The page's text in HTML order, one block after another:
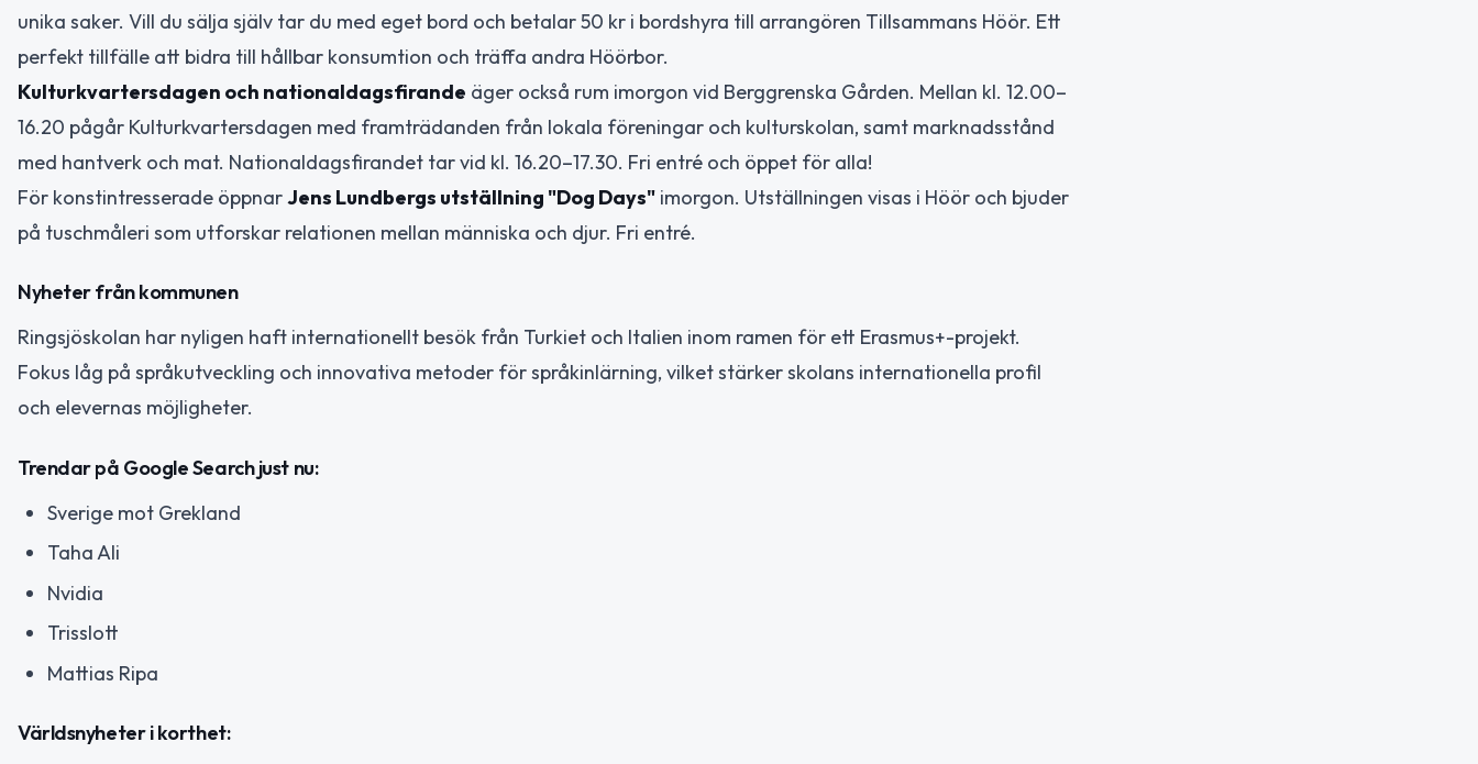
unika saker. Vill du sälja själv tar du med eget bord och betalar 50 kr i bordshyra till arrangören Tillsammans Höör. Ett
perfekt tillfälle att bidra till hållbar konsumtion och träffa andra Höörbor.
Kulturkvartersdagen och nationaldagsfirande äger också rum imorgon vid Berggrenska Gården. Mellan kl. 12.00–
16.20 pågår Kulturkvartersdagen med framträdanden från lokala föreningar och kulturskolan, samt marknadsstånd
med hantverk och mat. Nationaldagsfirandet tar vid kl. 16.20–17.30. Fri entré och öppet för alla!
För konstintresserade öppnarJens Lundbergs utställning "Dog Days" imorgon. Utställningen visas i Höör och bjuder
på tuschmåleri som utforskar relationen mellan människa och djur. Fri entré.
Nyheter från kommunen
Ringsjöskolan har nyligen haft internationellt besök från Turkiet och Italien inom ramen för ett Erasmus+-projekt.
Fokus låg på språkutveckling och innovativa metoder för språkinlärning, vilket stärker skolans internationella profil
och elevernas möjligheter.
Trendar på Google Search just nu:
Sverige mot Grekland
Taha Ali
Nvidia
Trisslott
Mattias Ripa
Världsnyheter i korthet: